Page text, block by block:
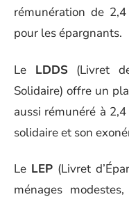
rémunération de
pour les épargnants.
Le LDDS(Livret
Solidaire) offre un
aussi rémunéré à
solidaire et son
Le LEP(Livret
ménages